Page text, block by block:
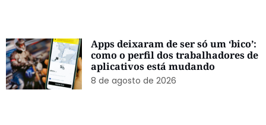
Apps deixaram de ser só um ‘bico’:
como o perfil dos trabalhadores de
aplicativos está mudando
8 de agosto de 2026